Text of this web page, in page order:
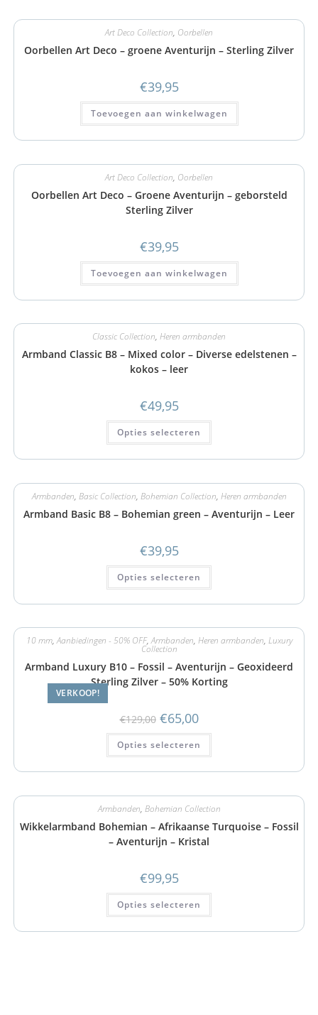
Art Deco Collection, Oorbellen
Oorbellen Art Deco – groene Aventurijn – Sterling Zilver
€39,95
Toevoegen aan winkelwagen
Art Deco Collection, Oorbellen
Oorbellen Art Deco – Groene Aventurijn – geborsteld
Sterling Zilver
€39,95
Toevoegen aan winkelwagen
Classic Collection, Heren armbanden
Armband Classic B8 – Mixed color – Diverse edelstenen –
kokos – leer
€49,95
Opties selecteren
Armbanden, Basic Collection, Bohemian Collection, Heren armbanden
Armband Basic B8 – Bohemian green – Aventurijn – Leer
€39,95
Opties selecteren
VERKOOP!
10 mm,Aanbiedingen - 50% OFF,Armbanden, Heren armbanden, Luxury
Collection
Armband Luxury B10 – Fossil – Aventurijn – Geoxideerd
Sterling Zilver – 50% Korting
€129,00 €65,00
Opties selecteren
Armbanden, Bohemian Collection
Wikkelarmband Bohemian – Afrikaanse Turquoise – Fossil
– Aventurijn – Kristal
€99,95
Opties selecteren